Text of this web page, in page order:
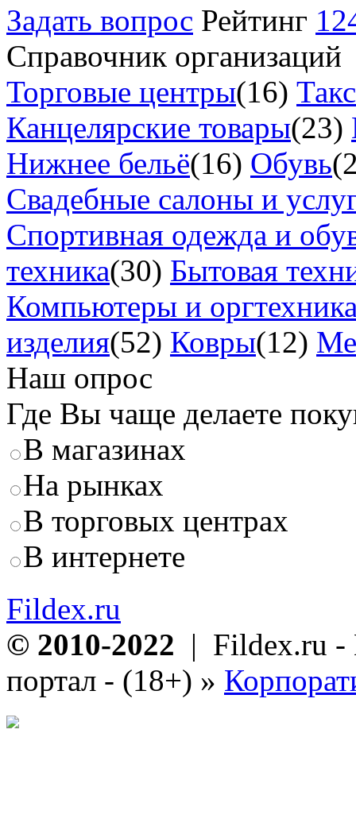
Задать вопрос Рейтинг
Справочник организаций
Торговые центры(16)
Канцелярские товары(23)
Нижнее бельё(16) Обувь
Свадебные салоны и
Спортивная одежда и
техника(30) Бытовая
Компьютеры и
изделия(52) Ковры(12)
Наш опрос
Где Вы чаще делаете
В магазинах
На рынках
В торговых центрах
В интернете
Fildex.ru
© 2010-2022 | Fildex.ru -
портал - (18+) »